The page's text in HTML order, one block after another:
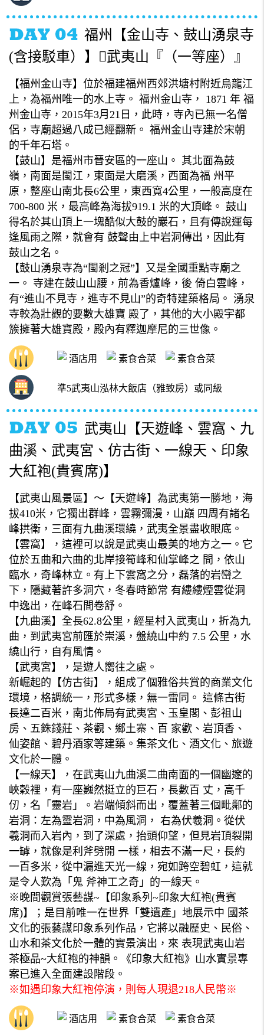
福州【金山寺、鼓山湧泉寺
(含接駁車）】武夷山『（一等座）』
【福州金山寺】位於福建福州西郊洪塘村附近烏龍江
上，為福州唯一的水上寺。 福州金山寺， 1871 年 福
州金山寺，2015年3月21日，此時，寺內已無一名僧
侶，寺廟超過八成已經翻新。 福州金山寺建於宋朝
的千年石塔。
【鼓山】是福州市晉安區的一座山。 其北面為鼓
嶺，南面是閩江，東面是大磨溪，西面為福 州平
原，整座山南北長6公里，東西寬4公里，一般高度在
700-800 米，最高峰為海拔919.1 米的大頂峰。 鼓山
得名於其山頂上一塊酷似大鼓的巖石，且有傳說運每
逢風雨之際，就會有 鼓聲由上中岩洞傳出，因此有
鼓山之名。
【鼓山湧泉寺為“閩剎之冠”】又是全國重點寺廟之
一。 寺建在鼓山山腰，前為香爐峰，後 倚白雲峰，
有“進山不見寺，進寺不見山”的奇特建築格局。 湧泉
寺較為壯觀的要數大雄寶 殿了，其他的大小殿宇都
簇擁著大雄寶殿，殿內有釋迦摩尼的三世像。
酒店用 素食合菜 素食合菜
準5武夷山泓林大飯店（雅致房）或同級
武夷山【天遊峰、雲窩、九
曲溪、武夷宮、仿古街、一線天、印象
大紅袍(貴賓席)】
【武夷山風景區】～【天遊峰】為武夷第一勝地，海
拔410米，它獨出群峰，雲霧彌漫，山巔 四周有諸名
峰拱衛，三面有九曲溪環繞，武夷全景盡收眼底。
【雲窩】，這裡可以說是武夷山最美的地方之一。它
位於五曲和六曲的北岸接筍峰和仙掌峰之 間，依山
臨水，奇峰林立。有上下雲窩之分，磊落的岩巒之
下，隱藏著許多洞穴，冬春時節常 有縷縷煙雲從洞
中逸出，在峰石間卷舒。
【九曲溪】全長62.8公里，經星村入武夷山，折為九
曲，到武夷宮前匯於崇溪，盤繞山中約 7.5 公里，水
繞山行，自有風情。
【武夷宮】，是遊人嚮往之處。
新崛起的【仿古街】，組成了個雅俗共賞的商業文化
環境，格調統一，形式多樣，無一雷同。 這條古街
長達二百米，南北佈局有武夷宮、玉皇閣、彭祖山
房、五銖錢莊、茶觀、鄉土寨、百 家歡、岩頂香、
仙姿館、碧丹酒家等建築。集茶文化、酒文化、旅遊
文化於一體。
【一線天】，在武夷山九曲溪二曲南面的一個幽邃的
峽穀裡，有一座巍然挺立的巨石，長數百 丈，高千
仞，名「靈岩」。岩端傾斜而出，覆蓋著三個毗鄰的
岩洞：左為靈岩洞，中為風洞， 右為伏羲洞。從伏
羲洞而入岩內，到了深處，抬頭仰望，但見岩頂裂開
一罅，就像是利斧劈開 一樣，相去不滿一尺，長約
一百多米，從中漏進天光一線，宛如跨空碧虹，這就
是令人歎為「鬼 斧神工之奇」的一線天。
※晚間觀賞張藝謀~【印象系列~印象大紅袍(貴賓
席)】；是目前唯一在世界「雙遺產」地展示中 國茶
文化的張藝謀印象系列作品，它將以融歷史、民俗、
山水和茶文化於一體的實景演出，來 表現武夷山岩
茶極品~大紅袍的神韻。《印象大紅袍》山水實景專
案已進入全面建設階段。
※如遇印象大紅袍停演，則每人現退218人民幣※
酒店用 素食合菜 素食合菜